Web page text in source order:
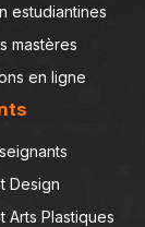
estudiantines
mastères
en ligne
Design
Arts Plastiques